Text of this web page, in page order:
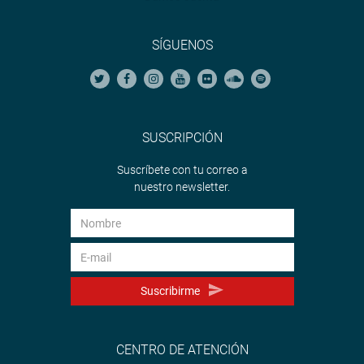
SÍGUENOS
SUSCRIPCIÓN
Suscríbete con tu correo a
nuestro newsletter.
Suscribirme
CENTRO DE ATENCIÓN